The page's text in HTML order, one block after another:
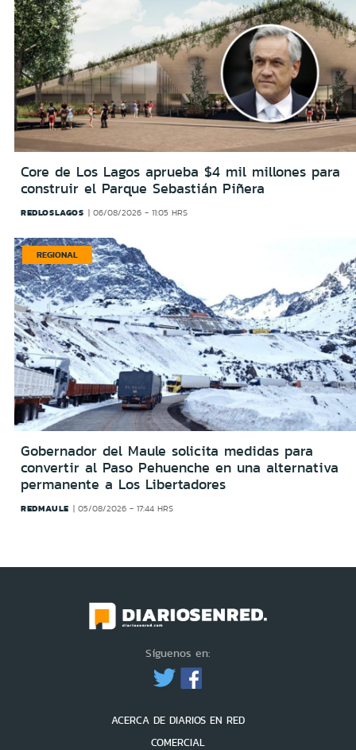
Core de Los Lagos aprueba $4 mil millones para
construir el Parque Sebastián Piñera
REDLOSLAGOS 06/08/2026 - 11:05 HRS
REGIONAL
Gobernador del Maule solicita medidas para
convertir al Paso Pehuenche en una alternativa
permanente a Los Libertadores
REDMAULE 05/08/2026 - 17:44 HRS
Síguenos en:
ACERCA DE DIARIOS EN RED
COMERCIAL